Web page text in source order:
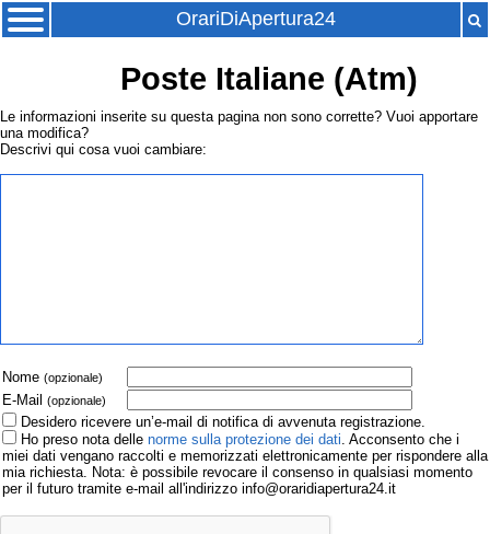
OrariDiApertura24
Poste Italiane (Atm)
Le informazioni inserite su questa pagina non sono corrette? Vuoi apportare
una modifica?
Descrivi qui cosa vuoi cambiare:
Nome (opzionale)
E-Mail (opzionale)
Desidero ricevere un’e-mail di notifica di avvenuta registrazione.
Ho preso nota delle norme sulla protezione dei dati. Acconsento che i
miei dati vengano raccolti e memorizzati elettronicamente per rispondere alla
mia richiesta. Nota: è possibile revocare il consenso in qualsiasi momento
per il futuro tramite e-mail all'indirizzo info@oraridiapertura24.it